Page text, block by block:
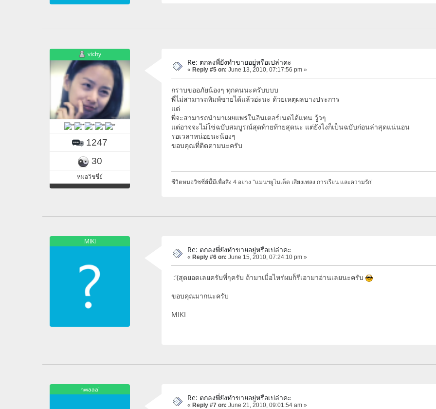
vichy
1247
30
หมอวิชชี่ย์
Re: ตกลงพี่ยังทำขายอยู่หรือเปล่าคะ
« Reply #5 on: June 13, 2010, 07:17:56 pm »
กราบขออภัยน้องๆ ทุกคนนะครับบบบ
พี่ไม่สามารถพิมพ์ขายได้แล้วอ่ะนะ ด้วยเหตุผลบางประการ
แต่
พี่จะสามารถนำมาเผยแพร่ในอินเตอร์เนตได้แทน วู้วๆ
แต่อาจจะไม่ใช่ฉบับสมบูรณ์สุดท้ายท้ายสุดนะ แต่ยังไงก็เป็นฉบับก่อนล่าสุดแน่นอน
รอเวลาหน่อยนะน้องๆ
ขอบคุณที่ติดตามนะครับ
ชีวิตหมอวิชชี่ย์นี้มีเพื่อสิ่ง 4 อย่าง "แมนฯยูไนเต็ด เสียงเพลง การเรียน และความรัก"
MIKI
Re: ตกลงพี่ยังทำขายอยู่หรือเปล่าคะ
« Reply #6 on: June 15, 2010, 07:24:10 pm »
:'(สุดยอดเลยครับพี่ๆครับ ถ้ามาเมื่อไหร่ผมก็รีเอามาอ่านเลยนะครับ
ขอบคุณมากนะครับ
MIKI
hwaaa'
Re: ตกลงพี่ยังทำขายอยู่หรือเปล่าคะ
« Reply #7 on: June 21, 2010, 09:01:54 am »